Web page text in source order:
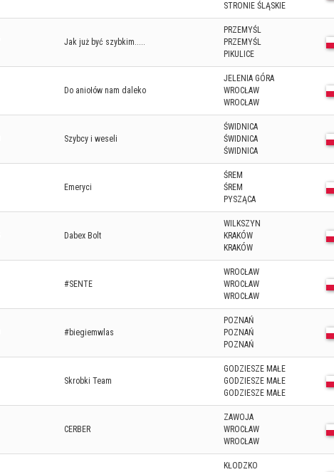
STRONIE ŚLĄSKIE
Jak już być szybkim.....
PRZEMYŚL
PRZEMYŚL
PIKULICE
Do aniołów nam daleko
JELENIA GÓRA
WROCŁAW
WROCŁAW
Szybcy i weseli
ŚWIDNICA
ŚWIDNICA
ŚWIDNICA
Emeryci
ŚREM
ŚREM
PYSZĄCA
Dabex Bolt
WILKSZYN
KRAKÓW
KRAKÓW
#SENTE
WROCŁAW
WROCŁAW
WROCŁAW
#biegiemwlas
POZNAŃ
POZNAŃ
POZNAŃ
Skrobki Team
GODZIESZE MAŁE
GODZIESZE MAŁE
GODZIESZE MAŁE
CERBER
ZAWOJA
WROCŁAW
WROCŁAW
KŁODZKO